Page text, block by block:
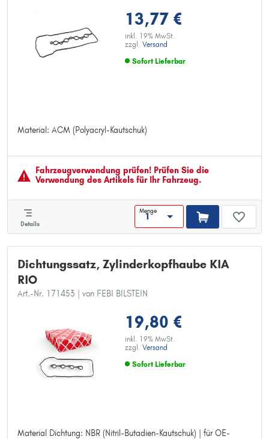
13,77 €
inkl. 19% MwSt.
zzgl. Versand
Sofort Lieferbar
Material: ACM (Polyacryl-Kautschuk)
Material: ACM (Polyacryl-Kautschuk)
Fahrzeugver­wendung prüfen! Prüfen Sie die
Verwendung des Artikels für Ihr Fahrzeug.
Details
Menge
Dichtungssatz, Zylinderkopfhaube KIA
RIO
Art.-Nr. 171453 | von FEBI BILSTEIN
19,80 €
inkl. 19% MwSt.
zzgl. Versand
Sofort Lieferbar
Material Dichtung: NBR (Nitril-Butadien-Kautschuk) | für OE-
Material Dichtung: NBR (Nitril-Butadien-Kautschuk)